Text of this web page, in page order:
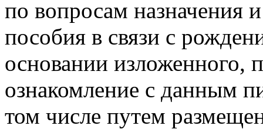
по вопросам назначения
пособия в связи с
основании изложенного,
ознакомление с данным
том числе путем